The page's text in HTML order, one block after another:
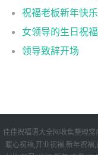
祝福老板新年快乐
女领导的生日祝
领导致辞开场
佳佳祝福语大全网收集整理
暖心祝福,开业祝福,新年祝